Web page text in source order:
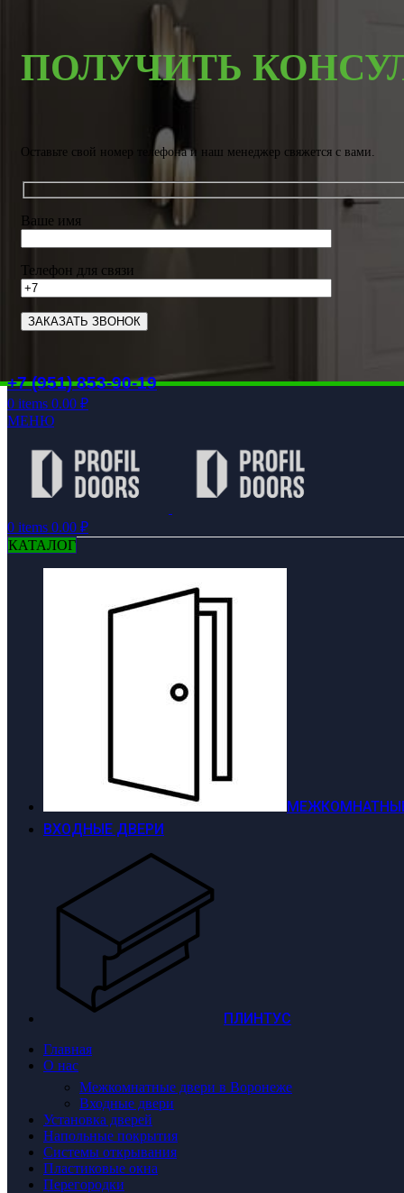
ПОЛУЧИТЬ
Оставьте свой номер телефона и наш менеджер свяжется с вами.
Ваше имя
Телефон для связи
+7 (951) 853-90-19
0 items 0.00 ₽
МЕНЮ
0 items 0.00 ₽
КАТАЛОГ
ВХОДНЫЕ ДВЕРИ
ПЛИНТУС
Главная
О нас
Межкомнатные двери в Воронеже
Входные двери
Установка дверей
Напольные покрытия
Системы открывания
Пластиковые окна
Перегородки